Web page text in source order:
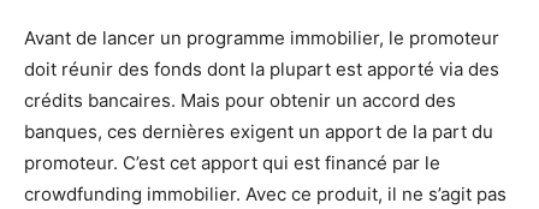
Avant de lancer un programme immobilier, le promoteur
doit réunir des fonds dont la plupart est apporté via des
crédits bancaires. Mais pour obtenir un accord des
banques, ces dernières exigent un apport de la part du
promoteur. C’est cet apport qui est financé par le
crowdfunding immobilier. Avec ce produit, il ne s’agit pas